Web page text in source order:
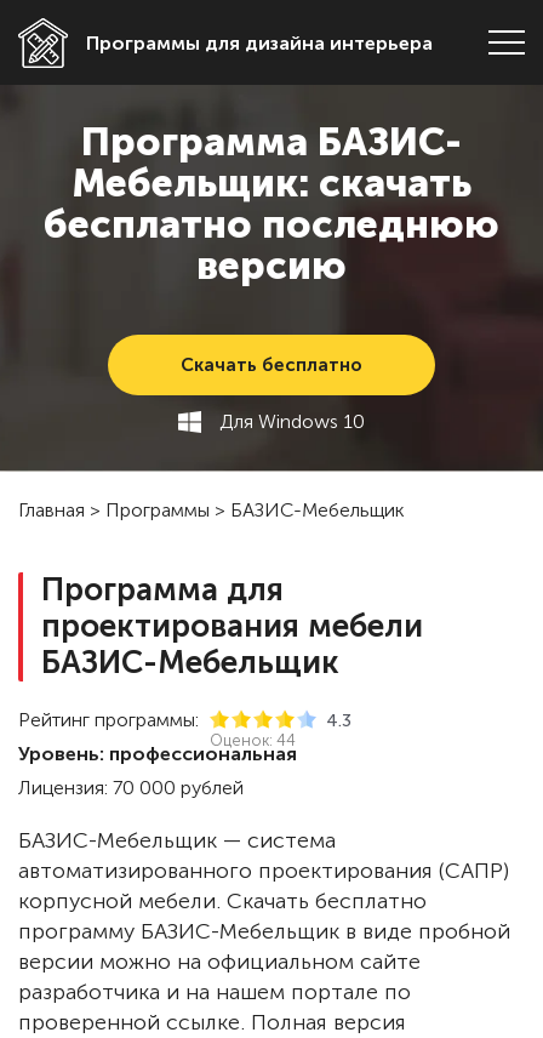
Программы для дизайна интерьера
Программа БАЗИС-
Мебельщик: скачать
бесплатно последнюю
версию
Скачать бесплатно
Для Windows 10
Главная > Программы > БАЗИС-Мебельщик
Программа для
проектирования мебели
БАЗИС-Мебельщик
Рейтинг программы: 4.3
Оценок:44
Уровень: профессиональная
Лицензия: 70 000 рублей
БАЗИС-Мебельщик — система
автоматизированного проектирования (САПР)
корпусной мебели. Скачать бесплатно
программу БАЗИС-Мебельщик в виде пробной
версии можно на официальном сайте
разработчика и на нашем портале по
проверенной ссылке. Полная версия